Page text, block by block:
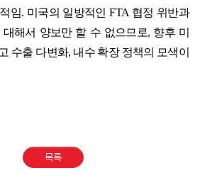
임. 미국의 일방적인FTA 협정 위반과
해서 양보만 할 수 없으므로, 향후 미
수출 다변화, 내수 확장 정책의 모색이
목록